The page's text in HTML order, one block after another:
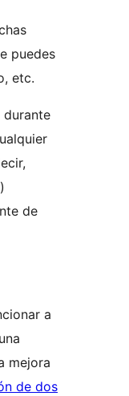
puedes
etc.
durante
de
a
mejora
de dos